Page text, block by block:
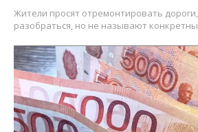
Жители просят отремонтировать
разобраться, но не называют